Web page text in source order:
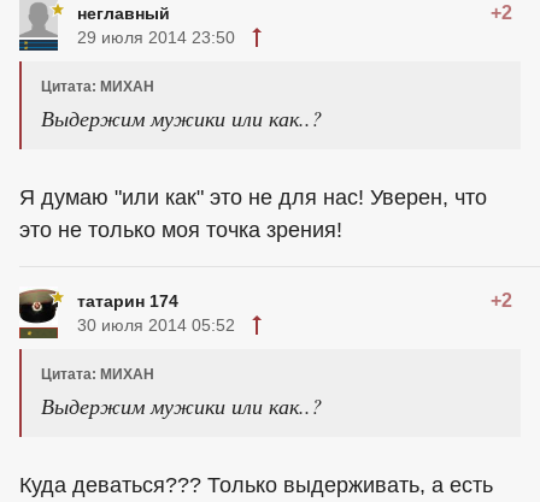
неглавный +2
29 июля 2014 23:50
Цитата: МИХАН
Выдержим мужики или как..?
Я думаю "или как" это не для нас! Уверен, что
это не только моя точка зрения!
татарин 174 +2
30 июля 2014 05:52
Цитата: МИХАН
Выдержим мужики или как..?
Куда деваться??? Только выдерживать, а есть